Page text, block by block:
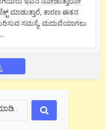
ಮಾಡುತ್ತಾರೆ, ಕಾರಣ ಈತನ
ಸಮಸ್ಯೆ, ಮದುವೆಯಾಗಲು